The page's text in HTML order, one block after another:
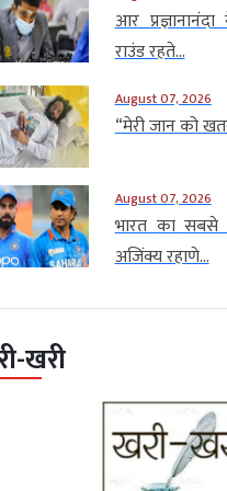
आर
राउंड रहते...
August 07, 2026
“मेरी जान को
August 07, 2026
भारत का सबसे
अजिंक्य रहाणे...
खरी